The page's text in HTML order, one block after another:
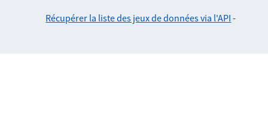
Récupérer la liste des jeux de données via l'API -